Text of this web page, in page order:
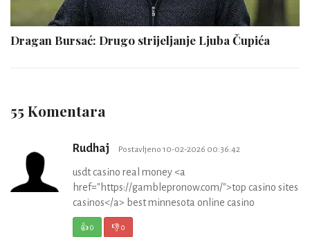
Dragan Bursać: Drugo strijeljanje Ljuba Čupića
55 Komentara
Rudhaj Postavljeno 10-02-2026 00:36:42
usdt casino real money <a
href="https://gamblepronow.com/">top casino sites
casinos</a> best minnesota online casino
👍0 👎0